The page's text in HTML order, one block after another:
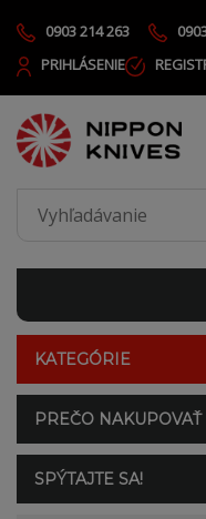
0903 214 263
PRIHLÁSENIE
KATEGÓRIE
PREČO
SPÝTAJTE SA!